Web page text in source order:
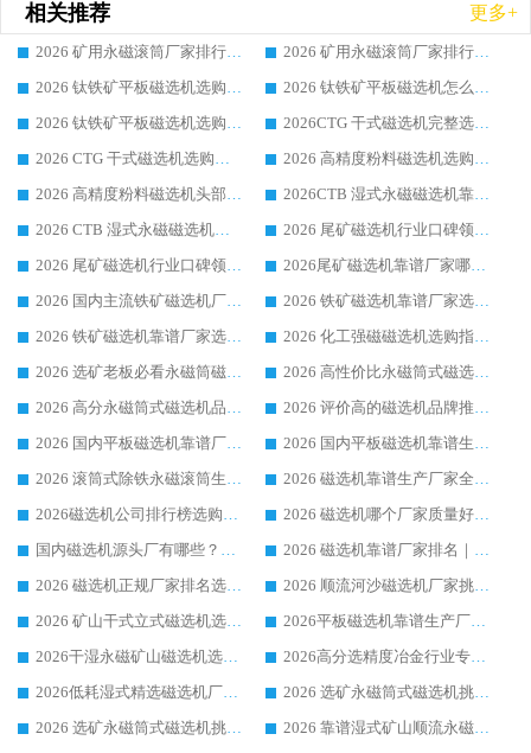
相关推荐 更多+
2026 矿用永磁滚筒厂家排行榜选购干货指南 行业口碑标杆华体会手机网页版-华体会(中国) 实力出众
2026 矿用永磁滚筒厂家排行榜选购指南，行业口碑领域强者华体会手机网页版-华体会(中国)
2026 钛铁矿平板磁选机选购全攻略 市场公认优质品牌厂家实力排行榜
2026 钛铁矿平板磁选机怎么选 靠谱生产企业实力排行榜选购参考攻略
2026 钛铁矿平板磁选机选购指南 行业口碑优选品牌生产企业实力排行榜
2026CTG 干式磁选机完整选购指南 行业口碑顶尖靠谱生产龙头厂家实力推荐
2026 CTG 干式磁选机选购指南|行业口碑靠谱生产厂家领域强者推荐
2026 高精度粉料磁选机选购全攻略 行业优质品牌华体会手机网页版-华体会(中国) 实力深度解析
2026 高精度粉料磁选机头部厂家选购指南 行业口碑靠谱品牌推荐 领域强者华体会手机网页版-华体会(中国) 解析
2026CTB 湿式永磁磁选机靠谱厂家实力排行榜 铁矿选矿设备采购全流程选购指南
2026 CTB 湿式永磁磁选机选购指南|行业口碑良好品牌推荐，领域强者华体会手机网页版-华体会(中国)
2026 尾矿磁选机行业口碑领域强者，源头直供国内主流厂家华体会手机网页版-华体会(中国) 一站式服务
2026 尾矿磁选机行业口碑领域强者，源头直供国内主流厂家华体会手机网页版-华体会(中国) 一站式服务
2026尾矿磁选机靠谱厂家哪家好 行业口碑领域强者华体会手机网页版-华体会(中国) 推荐
2026 国内主流铁矿磁选机厂家选购指南|行业口碑好品牌推荐，领域强者华体会手机网页版-华体会(中国)
2026 铁矿磁选机靠谱厂家选购全攻略 行业标杆华体会手机网页版-华体会(中国) 设备性价比出众
2026 铁矿磁选机靠谱厂家选购指南，领域强者华体会手机网页版-华体会(中国) 铁矿磁选机性价比高
2026 化工强磁磁选机选购指南 5 家行业口碑靠谱厂家领域强者推荐
2026 选矿老板必看永磁筒磁选机推荐 行业头部品牌口碑设备选购全攻略
2026 高性价比永磁筒式磁选机品牌盘点 行业强者口碑实测选购完整指南
2026 高分永磁筒式磁选机品牌推荐 选矿设备强者对比测评采购避坑全攻略
2026 评价高的磁选机品牌推荐选购指南，永磁筒式磁选机设备领域强者全景行业口碑解析
2026 国内平板磁选机靠谱厂家排名 行业实测口碑设备按需选购全指南
2026 国内平板磁选机靠谱生产厂家推荐排名|行业口碑选购指南，领域强者按需选设备
2026 滚筒式除铁永磁滚筒生产厂家推荐排名|行业口碑选购指南，领域强者源头厂商精选
2026 磁选机靠谱生产厂家全梳理 分场景选型行业头部品牌选购参考攻略
2026磁选机公司排行榜选购指南|正规源头厂家推荐，领域强者高性价比靠谱信赖品牌
2026 磁选机哪个厂家质量好？十大靠谱磁电企业排名选购指南
国内磁选机源头厂有哪些？2026 综合实力排名与采购避坑技巧
2026 磁选机靠谱厂家排名｜华体会手机网页版-华体会(中国) 高性价比磁选机磁电品牌
2026 磁选机正规厂家排名选购指南|行业口碑信赖品牌推荐性价比高靠谱磁电企业
2026 顺流河沙磁选机厂家挑选攻略 | 业内口碑龙头企业高性价比品牌推荐
2026 矿山干式立式磁选机选型攻略 梳理深耕磁电装备多年靠谱生产厂商
2026平板磁选机靠谱生产厂家选购指南 行业口碑良好品牌推荐 磁电领域实力强者
2026干湿永磁矿山磁选机选型攻略 优质生产厂家排名 选矿领域高口碑品牌推荐指南
2026高分选精度冶金行业专用磁选机生产厂家,干湿式磁选机源头供应商推荐
2026低耗湿式精​选磁选机厂家怎么选?湿式精选磁选机供应商，行业认可度较高生产厂家华体会手机网页版-华体会(中国) 全面解析
2026 选矿永磁筒式磁选机挑选指南 华体会手机网页版-华体会(中国) 推荐品牌行业口碑佳实力突出
2026 选矿永磁筒式磁选机挑选干货：华体会手机网页版-华体会(中国) 源头厂，绿色高效实力出众
2026 靠谱湿式矿山顺流永磁筒式磁选机选购，国内专业生产厂家华体会手机网页版-华体会(中国) 综合实力出众